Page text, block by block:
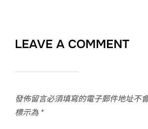
LEAVE A COMMENT
發佈留言必須填寫的電子郵件地址不
標示為 *